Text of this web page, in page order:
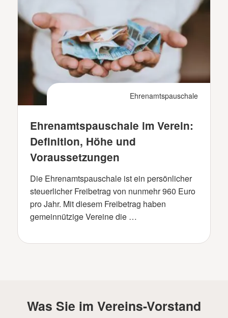
Ehrenamtspauschale
Ehrenamtspauschale im Verein:
Definition, Höhe und
Voraussetzungen
Die Ehrenamtspauschale ist ein persönlicher
steuerlicher Freibetrag von nunmehr 960 Euro
pro Jahr. Mit diesem Freibetrag haben
gemeinnützige Vereine die …
Was Sie im Vereins-Vorstand